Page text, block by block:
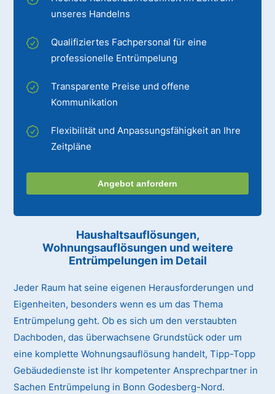
unseres Handelns
Qualifiziertes Fachpersonal für eine
professionelle Entrümpelung
Transparente Preise und offene
Kommunikation
Flexibilität und Anpassungsfähigkeit an Ihre
Zeitpläne
Angebot anfordern
Haushaltsauflösungen,
Wohnungsauflösungen und weitere
Entrümpelungen im Detail
Jeder Raum hat seine eigenen Herausforderungen und
Eigenheiten, besonders wenn es um das Thema
Entrümpelung geht. Ob es sich um den verstaubten
Dachboden, das überwachsene Grundstück oder um
eine komplette Wohnungsauflösung handelt, Tipp-Topp
Gebäudedienste ist Ihr kompetenter Ansprechpartner in
Sachen Entrümpelung in Bonn Godesberg-Nord.